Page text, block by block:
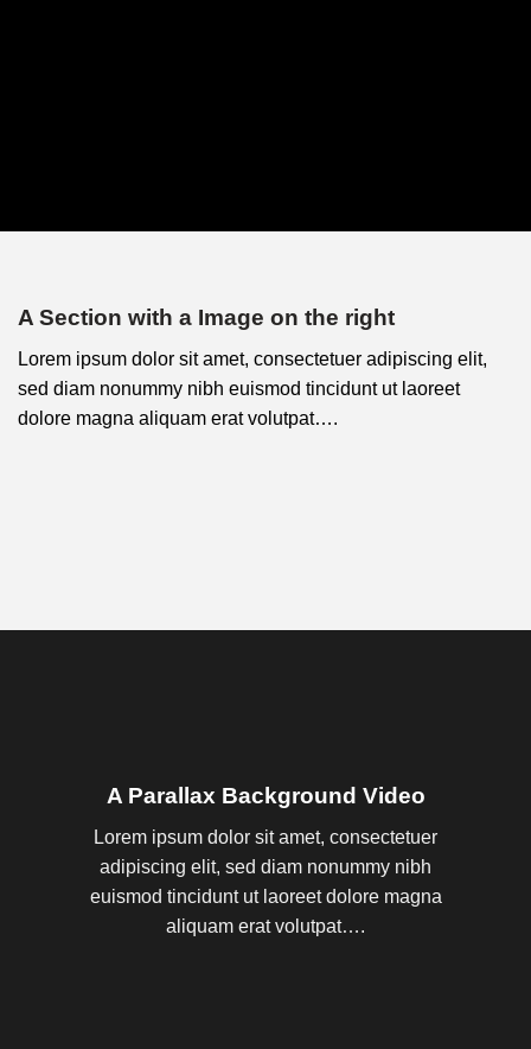
A Section with a Image on the right
Lorem ipsum dolor sit amet, consectetuer adipiscing elit,
sed diam nonummy nibh euismod tincidunt ut laoreet
dolore magna aliquam erat volutpat….
A Parallax Background Video
Lorem ipsum dolor sit amet, consectetuer
adipiscing elit, sed diam nonummy nibh
euismod tincidunt ut laoreet dolore magna
aliquam erat volutpat….